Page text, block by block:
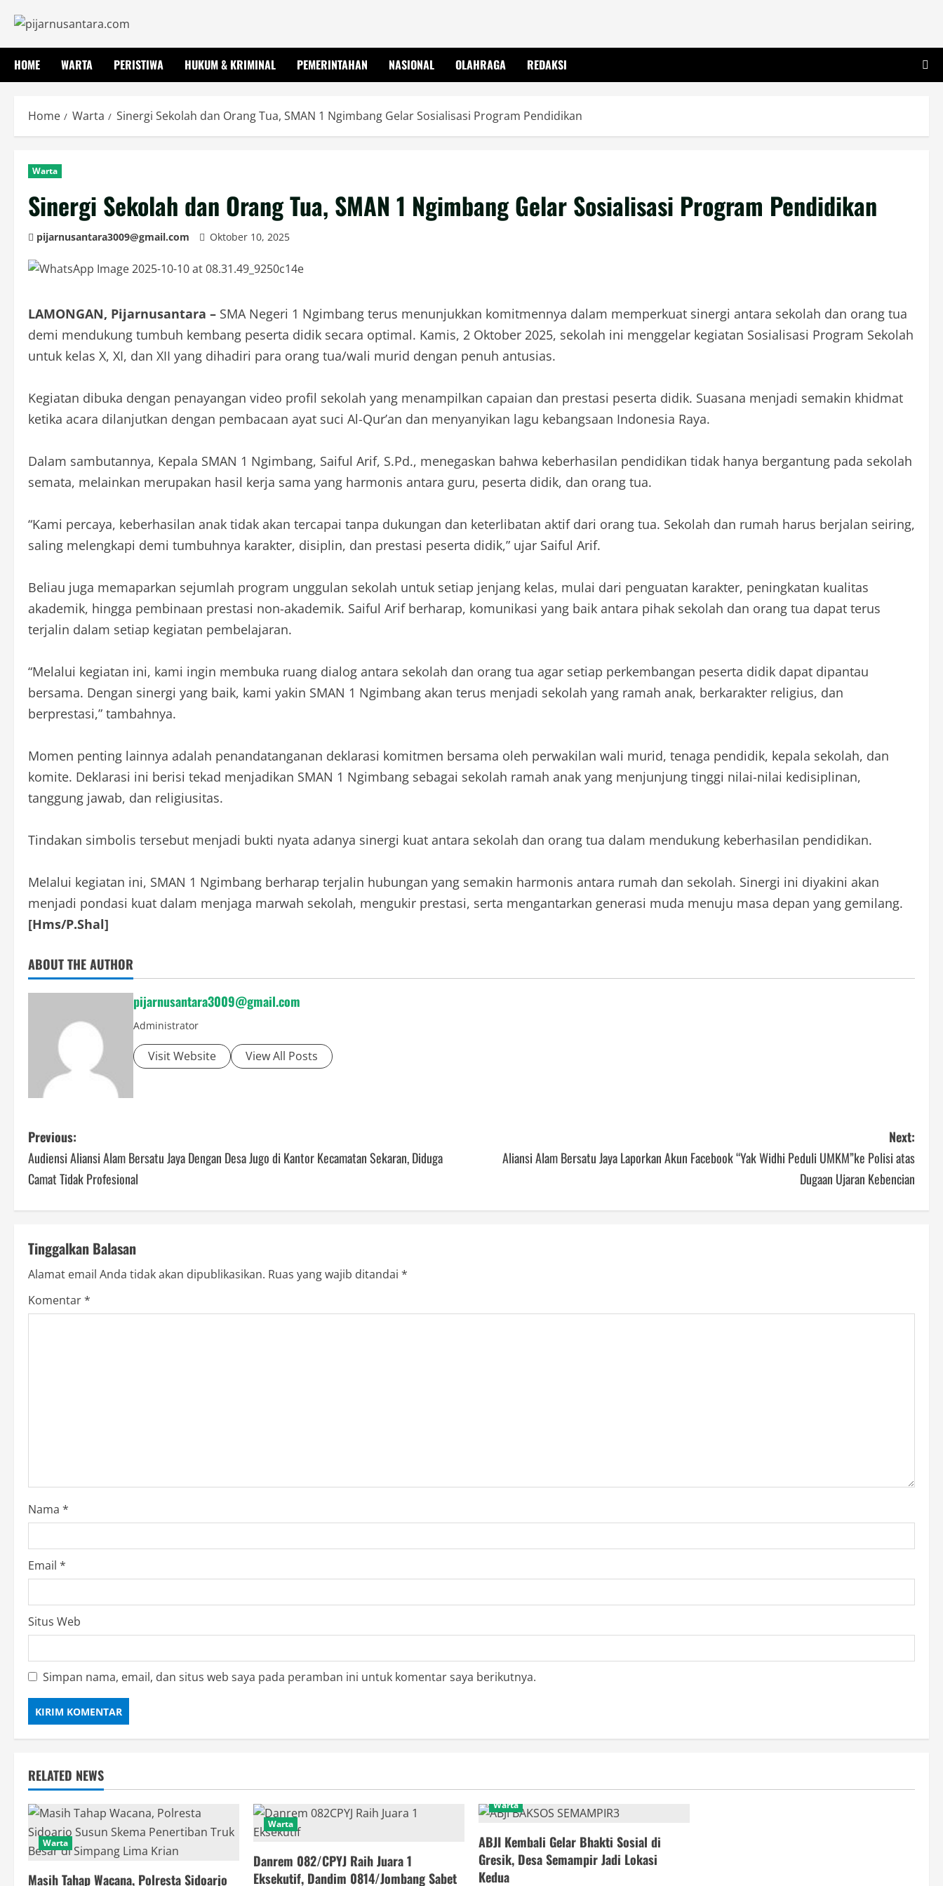
content
HOME WARTA PERISTIWA HUKUM & KRIMINAL PEMERINTAHAN NASIONAL OLAHRAGA REDAKSI
Home Warta Sinergi Sekolah dan Orang Tua, SMAN 1 Ngimbang Gelar Sosialisasi Program Pendidikan
Warta
Sinergi Sekolah dan Orang Tua, SMAN 1 Ngimbang Gelar Sosialisasi Program Pendidikan
pijarnusantara3009@gmail.com Oktober 10, 2025
LAMONGAN, Pijarnusantara – SMA Negeri 1 Ngimbang terus menunjukkan komitmennya dalam memperkuat sinergi antara sekolah dan orang tua
demi mendukung tumbuh kembang peserta didik secara optimal. Kamis, 2 Oktober 2025, sekolah ini menggelar kegiatan Sosialisasi Program Sekolah
untuk kelas X, XI, dan XII yang dihadiri para orang tua/wali murid dengan penuh antusias.
Kegiatan dibuka dengan penayangan video profil sekolah yang menampilkan capaian dan prestasi peserta didik. Suasana menjadi semakin khidmat
ketika acara dilanjutkan dengan pembacaan ayat suci Al-Qur’an dan menyanyikan lagu kebangsaan Indonesia Raya.
Dalam sambutannya, Kepala SMAN 1 Ngimbang, Saiful Arif, S.Pd., menegaskan bahwa keberhasilan pendidikan tidak hanya bergantung pada sekolah
semata, melainkan merupakan hasil kerja sama yang harmonis antara guru, peserta didik, dan orang tua.
“Kami percaya, keberhasilan anak tidak akan tercapai tanpa dukungan dan keterlibatan aktif dari orang tua. Sekolah dan rumah harus berjalan seiring,
saling melengkapi demi tumbuhnya karakter, disiplin, dan prestasi peserta didik,” ujar Saiful Arif.
Beliau juga memaparkan sejumlah program unggulan sekolah untuk setiap jenjang kelas, mulai dari penguatan karakter, peningkatan kualitas
akademik, hingga pembinaan prestasi non-akademik. Saiful Arif berharap, komunikasi yang baik antara pihak sekolah dan orang tua dapat terus
terjalin dalam setiap kegiatan pembelajaran.
“Melalui kegiatan ini, kami ingin membuka ruang dialog antara sekolah dan orang tua agar setiap perkembangan peserta didik dapat dipantau
bersama. Dengan sinergi yang baik, kami yakin SMAN 1 Ngimbang akan terus menjadi sekolah yang ramah anak, berkarakter religius, dan
berprestasi,” tambahnya.
Momen penting lainnya adalah penandatanganan deklarasi komitmen bersama oleh perwakilan wali murid, tenaga pendidik, kepala sekolah, dan
komite. Deklarasi ini berisi tekad menjadikan SMAN 1 Ngimbang sebagai sekolah ramah anak yang menjunjung tinggi nilai-nilai kedisiplinan,
tanggung jawab, dan religiusitas.
Tindakan simbolis tersebut menjadi bukti nyata adanya sinergi kuat antara sekolah dan orang tua dalam mendukung keberhasilan pendidikan.
Melalui kegiatan ini, SMAN 1 Ngimbang berharap terjalin hubungan yang semakin harmonis antara rumah dan sekolah. Sinergi ini diyakini akan
menjadi pondasi kuat dalam menjaga marwah sekolah, mengukir prestasi, serta mengantarkan generasi muda menuju masa depan yang gemilang.
[Hms/P.Shal]
ABOUT THE AUTHOR
pijarnusantara3009@gmail.com
Administrator
Visit Website View All Posts
P
o
n
a
v
o
n
Previous:
Audiensi Aliansi Alam Bersatu Jaya Dengan Desa Jugo di Kantor Kecamatan Sekaran, Diduga
Camat Tidak Profesional
Next:
Aliansi Alam Bersatu Jaya Laporkan Akun Facebook “Yak Widhi Peduli UMKM”ke Polisi atas
Dugaan Ujaran Kebencian
Tinggalkan Balasan
Alamat email Anda tidak akan dipublikasikan. Ruas yang wajib ditandai *
Komentar*
Nama *
Email *
Situs Web
Simpan nama, email, dan situs web saya pada peramban ini untuk komentar saya berikutnya.
RELATED NEWS
Warta
Masih Tahap Wacana, Polresta Sidoarjo
Warta
Danrem 082/CPYJ Raih Juara 1
Eksekutif, Dandim 0814/Jombang Sabet
Warta
ABJI Kembali Gelar Bhakti Sosial di
Gresik, Desa Semampir Jadi Lokasi
Kedua